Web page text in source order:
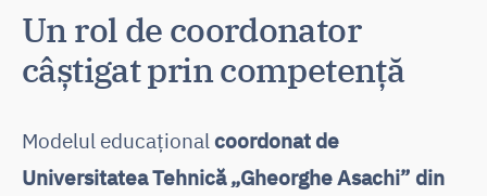
Un rol de coordonator
câștigat prin competență
Modelul educațional coordonat de
Universitatea Tehnică „Gheorghe Asachi” din